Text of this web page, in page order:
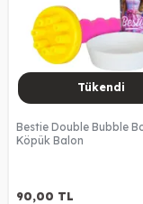
Tükendi
Bestie Double Bubble
Köpük Balon
90,00 TL